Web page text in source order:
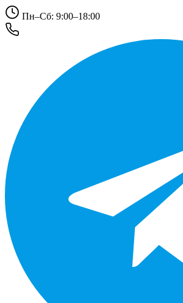
Пн–Сб: 9:00–18:00